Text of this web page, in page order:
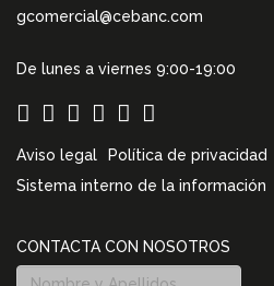
gcomercial@cebanc.com
De lunes a viernes 9:00-19:00
Aviso legal Política de privacidad
Sistema interno de la información
CONTACTA CON NOSOTROS